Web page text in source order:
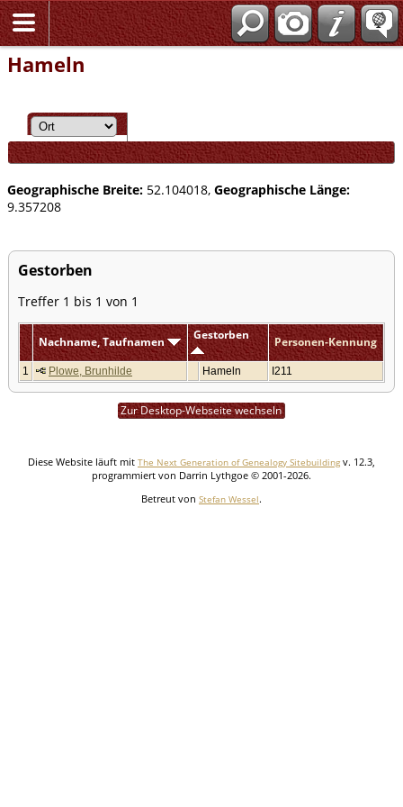
Hameln
Geographische Breite: 52.104018, Geographische Länge:
9.357208
Gestorben
Treffer 1 bis 1 von 1
Nachname, Taufnamen Gestorben Personen-Kennung
1 Plowe, Brunhilde Hameln I211
Zur Desktop-Webseite wechseln
Diese Website läuft mit The Next Generation of Genealogy Sitebuilding v. 12.3,
programmiert von Darrin Lythgoe © 2001-2026.
Betreut von Stefan Wessel.